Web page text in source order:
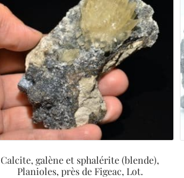
Calcite, galène et sphalérite (blende),
Planioles, près de Figeac, Lot.